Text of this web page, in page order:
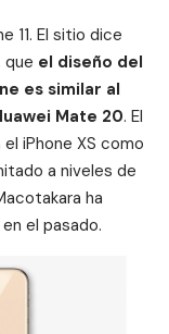
11. El sitio dice
que el diseño del
es similar al
Mate 20. El
iPhone XS como
a niveles de
ha
el pasado.